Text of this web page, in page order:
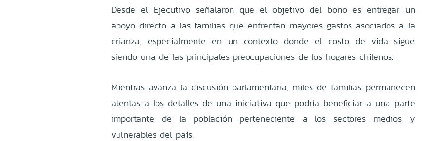
Desde el Ejecutivo señalaron que el objetivo del bono es entregar un
apoyo directo a las familias que enfrentan mayores gastos asociados a la
crianza, especialmente en un contexto donde el costo de vida sigue
siendo una de las principales preocupaciones de los hogares chilenos.
Mientras avanza la discusión parlamentaria, miles de familias permanecen
atentas a los detalles de una iniciativa que podría beneficiar a una parte
importante de la población perteneciente a los sectores medios y
vulnerables del país.